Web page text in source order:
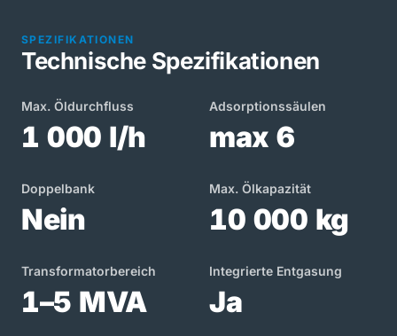
SPEZIFIKATIONEN
Technische Spezifikationen
Max. Öldurchfluss
1 000 l/h
Adsorptionssäulen
max 6
Doppelbank
Nein
Max. Ölkapazität
10 000 kg
Transformatorbereich
1–5 MVA
Integrierte Entgasung
Ja